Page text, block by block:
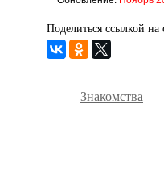
Поделиться ссылкой на
Знакомства